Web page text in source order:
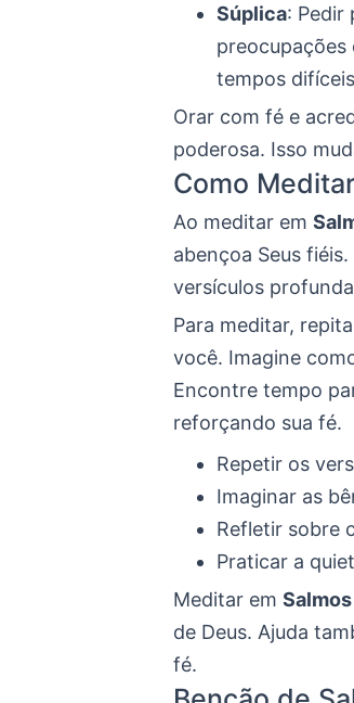
Súplica: Pedir
preocupações
tempos
Orar com fé e
poderosa. Isso
Como
Ao meditar em
abençoa Seus
versículos
Para meditar,
você. Imagine
Encontre tempo
reforçando sua fé.
Repetir os
Imaginar as
Refletir sobre
Praticar a
Meditar em
de Deus. Ajuda
fé.